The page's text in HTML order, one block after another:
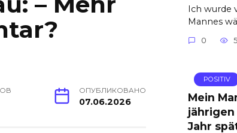
ОПУБЛИКОВАНО
07.06.2026
Ich wurde
Mannes
0
POSITIV
Mein
jährigen
Jahr